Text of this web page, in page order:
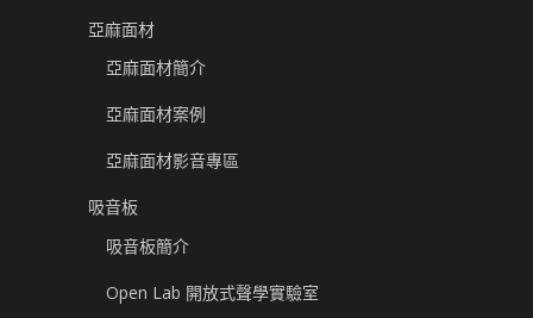
亞麻面材
亞麻面材簡介
亞麻面材案例
亞麻面材影音專區
吸音板
吸音板簡介
Open Lab 開放式聲學實驗室